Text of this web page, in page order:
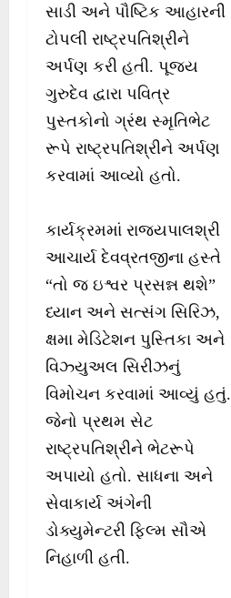
સાડી અને પૌષ્ટિક આહારની
ટોપલી રાષ્ટ્રપતિશ્રીને
અર્પણ કરી હતી. પૂજ્ય
ગુરુદેવ દ્વારા પવિત્ર
પુસ્તકોનો ગ્રંથ સ્મૃતિભેટ
રૂપે રાષ્ટ્રપતિશ્રીને અર્પણ
કરવામાં આવ્યો હતો.
કાર્યક્રમમાં રાજ્યપાલશ્રી
આચાર્ય દેવવ્રતજીના હસ્તે
“તો જ ઇશ્વર પ્રસન્ન થશે”
ધ્યાન અને સત્સંગ સિરિઝ,
ક્ષમા મેડિટેશન પુસ્તિકા અને
વિઝ્યુઅલ સિરીઝનું
વિમોચન કરવામાં આવ્યું હતું.
જેનો પ્રથમ સેટ
રાષ્ટ્રપતિશ્રીને ભેટરૂપે
અપાયો હતો. સાધના અને
સેવાકાર્ય અંગેની
ડોક્યુમેન્ટરી ફિલ્મ સૌએ
નિહાળી હતી.